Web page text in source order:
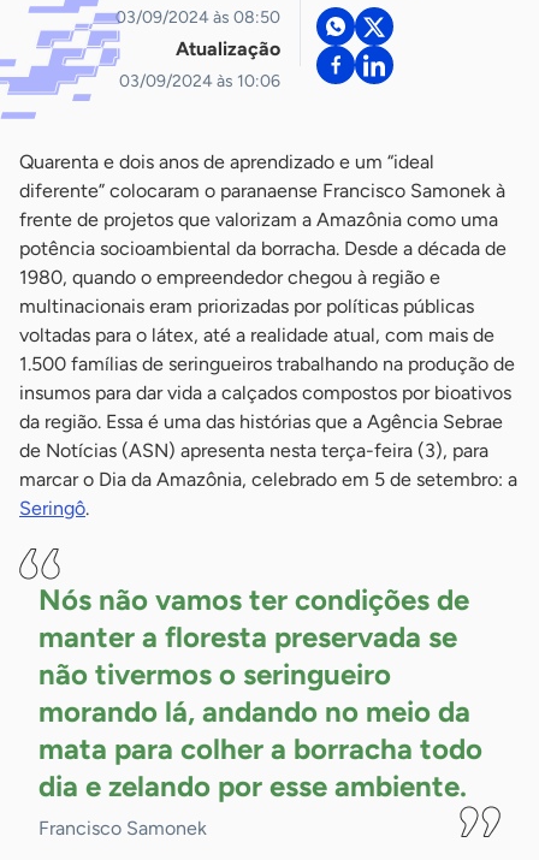
03/09/2024 às 08:50
Atualização
03/09/2024 às 10:06
Quarenta e dois anos de aprendizado e um “ideal
diferente” colocaram o paranaense Francisco Samonek à
frente de projetos que valorizam a Amazônia como uma
potência socioambiental da borracha. Desde a década de
1980, quando o empreendedor chegou à região e
multinacionais eram priorizadas por políticas públicas
voltadas para o látex, até a realidade atual, com mais de
1.500 famílias de seringueiros trabalhando na produção de
insumos para dar vida a calçados compostos por bioativos
da região. Essa é uma das histórias que a Agência Sebrae
de Notícias (ASN) apresenta nesta terça-feira (3), para
marcar o Dia da Amazônia, celebrado em 5 de setembro: a
Seringô.
Nós não vamos ter condições de
manter a floresta preservada se
não tivermos o seringueiro
morando lá, andando no meio da
mata para colher a borracha todo
dia e zelando por esse ambiente.
Francisco Samonek